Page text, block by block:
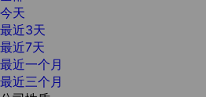
今天
最近3天
最近7天
最近一个月
最近三个月